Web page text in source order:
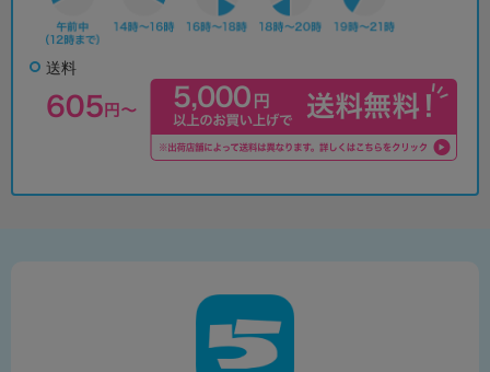
送料